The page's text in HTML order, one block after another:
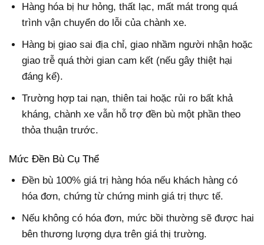
Hàng hóa bị hư hỏng, thất lạc, mất mát trong quá
trình vận chuyển do lỗi của chành xe.
Hàng bị giao sai địa chỉ, giao nhầm người nhận hoặc
giao trễ quá thời gian cam kết (nếu gây thiệt hại
đáng kể).
Trường hợp tai nạn, thiên tai hoặc rủi ro bất khả
kháng, chành xe vẫn hỗ trợ đền bù một phần theo
thỏa thuận trước.
Mức Đền Bù Cụ Thể
Đền bù 100% giá trị hàng hóa nếu khách hàng có
hóa đơn, chứng từ chứng minh giá trị thực tế.
Nếu không có hóa đơn, mức bồi thường sẽ được hai
bên thương lượng dựa trên giá thị trường.